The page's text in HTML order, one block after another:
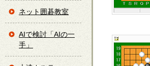
ネット囲碁教室
AIで検討「AIの一
手」